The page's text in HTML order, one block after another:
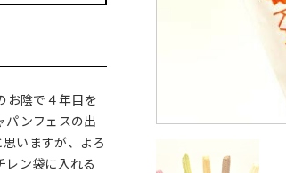
お陰で４年目を
パンフェスの出
いますが、よろ
レン袋に入れる